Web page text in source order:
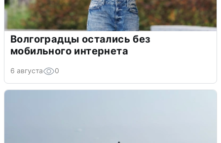
Волгоградцы остались без
мобильного интернета
6 августа 0